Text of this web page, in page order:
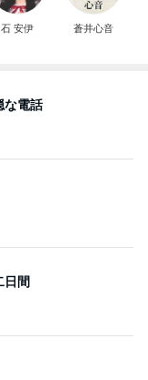
石 安伊 蒼井心音
な電話
日間